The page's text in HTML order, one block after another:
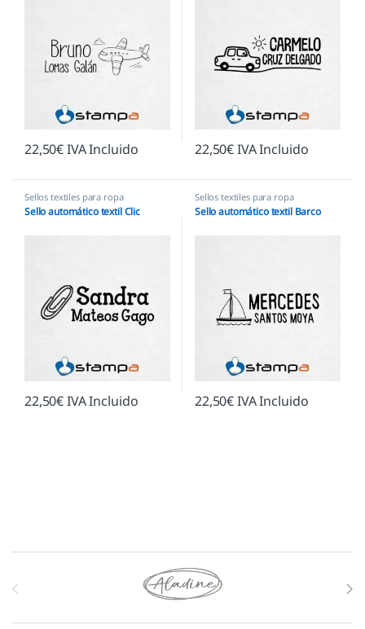
22,50€IVA Incluido 22,50€IVA Incluido
Sellos textiles para ropa
Sello automático textil Clic
22,50€IVA Incluido
Sellos textiles para ropa
Sello automático textil Barco
22,50€IVA Incluido
Marcas De Carrusel